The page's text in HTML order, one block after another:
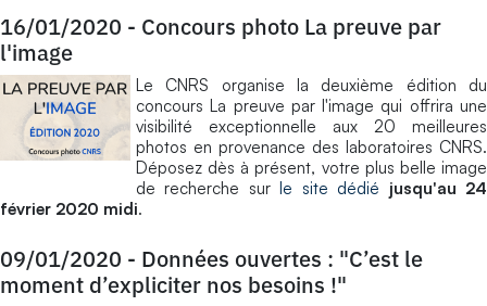
16/01/2020 - Concours photo La preuve par
l'image
Le CNRS organise la deuxième édition du
concours La preuve par l'image qui offrira une
visibilité exceptionnelle aux 20 meilleures
photos en provenance des laboratoires CNRS.
Déposez dès à présent, votre plus belle image
de recherche sur
le site dédié jusqu'au 24
février 2020 midi.
09/01/2020 - Données ouvertes : "C’est le
moment d’expliciter nos besoins !"